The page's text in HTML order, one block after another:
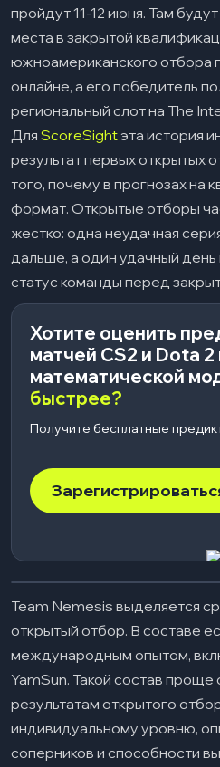
пройдут 11-12 июня. Там
места в закрытой
южноамериканского отбора
онлайне, а его победитель
региональный слот на The
Для ScoreSightэта история
результат первых открытых
того, почему в прогнозах на
формат. Открытые отборы
жестко: одна неудачная
дальше, а один удачный
статус команды перед
Хотите оценить
матчей CS2 и Dota
математической
быстрее?
Получите бесплатные
Team Nemesis выделяется
открытый отбор. В составе
международным опытом,
YamSun. Такой состав проще
результатам открытого
индивидуальному уровню,
соперников и способности